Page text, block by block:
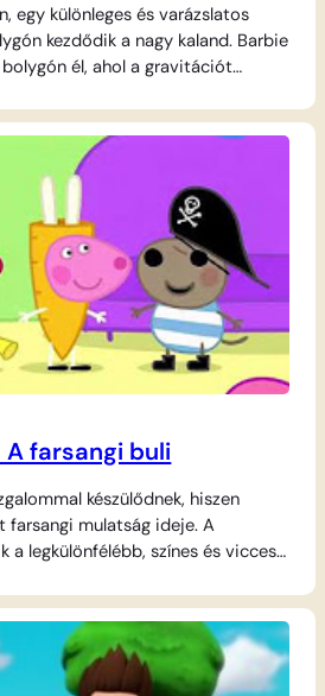
egy különleges és varázslatos
kezdődik a nagy kaland. Barbie
bolygón él, ahol a gravitációt
Nem egyedül indul útnak,
a repülő kisállat, Pupcorn is vele
felpattan a különleges
manőverezik…
farsangi buli
készülődnek, hiszen
farsangi mulatság ideje. A
a legkülönfélébb, színes és vicces
így ünnepeljenek együtt. Peppa
öltözik, míg Zsoli a kedvenc
veszi fel, hogy mindenkit
A buliban vidám zene szól,